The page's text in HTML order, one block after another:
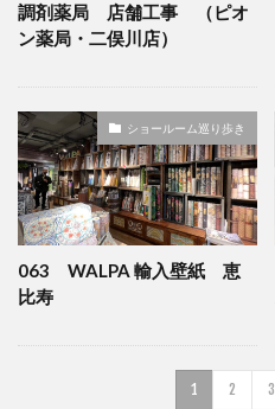
調剤薬局 店舗工事 （ピオ
ン薬局・二俣川店）
ショールーム巡り歩き
063 WALPA 輸入壁紙 恵
比寿
1 2 3